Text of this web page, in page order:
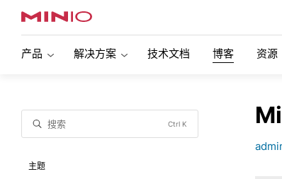
产品
概述
解决方案
对象存储正在推动人工智能革命。了解MinIO如
现代
技术文档 博客 资源
搜索 Ctrl K
主题